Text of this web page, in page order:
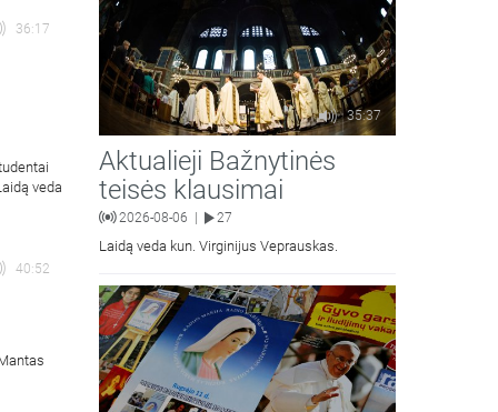
36:17
veda
40:52
35:37
Aktualieji Bažnytinės
teisės klausimai
2026-08-06 27
Laidą veda kun. Virginijus Veprauskas.